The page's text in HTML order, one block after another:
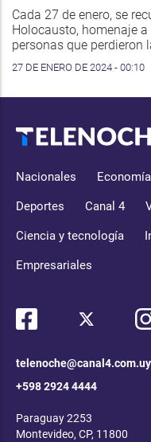
Cada 27 de enero, se
Holocausto, homenaje
personas que perdieron
27 DE ENERO DE 2024 - 00:10
Nacionales Economía
Deportes Canal 4
Ciencia y tecnología
Empresariales
telenoche@canal4.com.uy
+598 2924 4444
Paraguay 2253
Montevideo, CP, 11800